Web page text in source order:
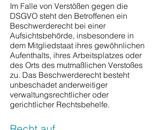
Im Falle von Verstößen gegen die
DSGVO steht den Betroffenen ein
Beschwerderecht bei einer
Aufsichtsbehörde, insbesondere in
dem Mitgliedstaat ihres gewöhnlichen
Aufenthalts, ihres Arbeitsplatzes oder
des Orts des mutmaßlichen Verstoßes
zu. Das Beschwerderecht besteht
unbeschadet anderweitiger
verwaltungsrechtlicher oder
gerichtlicher Rechtsbehelfe.